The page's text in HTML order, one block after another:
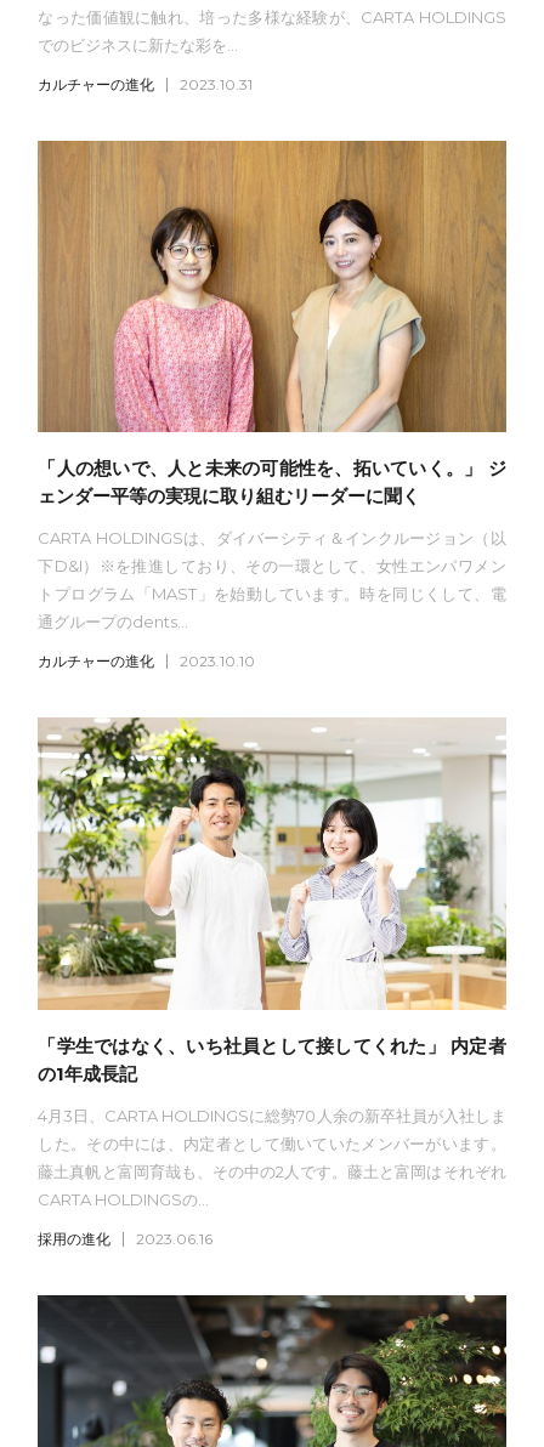
なった価値観に触れ、培った多様な経験が、CARTA HOLDINGS
でのビジネスに新たな彩を...
カルチャーの進化 2023.10.31
「人の想いで、人と未来の可能性を、拓いていく。」 ジ
ェンダー平等の実現に取り組むリーダーに聞く
CARTA HOLDINGSは、ダイバーシティ＆インクルージョン（以
下D&I）※を推進しており、その一環として、女性エンパワメン
トプログラム「MAST」を始動しています。時を同じくして、電
通グループのdents...
カルチャーの進化 2023.10.10
「学生ではなく、いち社員として接してくれた」 内定者
の1年成長記
4月3日、CARTA HOLDINGSに総勢70人余の新卒社員が入社しま
した。その中には、内定者として働いていたメンバーがいます。
藤土真帆と富岡育哉も、その中の2人です。藤土と富岡はそれぞれ
CARTA HOLDINGSの...
採用の進化 2023.06.16